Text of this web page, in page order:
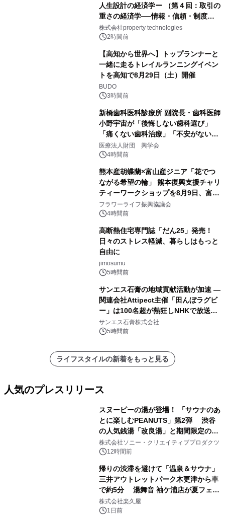
人生設計の経済学ー （第４回：取引の
重さの経済学──情報・信頼・制度を
PropTechはどう組み替えるか）｜
PropTech-Lab
株式会社property technologies
2時間前
【高知から世界へ】トップランナーと
一緒に走るトレイルランニングイベン
トを高知で8月29日（土）開催
BUDO
3時間前
新橋歯科医科診療所 副院長・歯科医師
小野宇宙が「後悔しない歯科選び」
「痛くない歯科治療」「不安がない治
療計画」をテーマに専門監修
医療法人財団 興学会
4時間前
熊本産胡蝶蘭×富山産ジニア「花でつ
ながる希望の輪」 熊本復興支援チャリ
ティーワークショップを8月9日、富
山・射水で開催
フラワーライフ振興協議会
4時間前
高断熱住宅専門誌「だん25」発売！
日々のストレス軽減、暮らしはもっと
自由に
jimosumu
5時間前
サンエス石膏の地域貢献活動が加速 ―
関連会社Attipect主催「田んぼラグビ
ー」は100名超が熱狂しNHKで放送さ
れました。
サンエス石膏株式会社
5時間前
ライフスタイルの新着をもっと見る
人気のプレスリリース
スヌーピーの湯が登場！ 「サウナのあ
とに楽しむPEANUTS」第2弾 渋谷
の人気銭湯「改良湯」と期間限定のコ
ラボレーション サウナイキタイコラ
ボグッズも発売決定！
株式会社ソニー・クリエイティブプロダクツ
12時間前
帰りの渋滞を避けて「温泉＆サウナ」
三井アウトレットパーク木更津から車
で約5分 湯舞音 袖ケ浦店が夏フェア
メニューを提供
株式会社楽久屋
1日前